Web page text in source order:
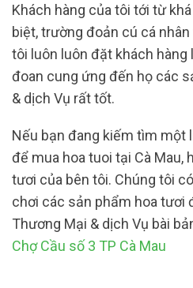
Khách hàng của tôi tới từ
biệt, trường đoản cú cá
tôi luôn luôn đặt khách hàng
đoan cung ứng đến họ các
& dịch Vụ rất tốt.
Nếu bạn đang kiếm tìm một
để mua hoa tuoi tại Cà Mau,
tươi của bên tôi. Chúng tôi
chơi các sản phẩm hoa tươi
Thương Mại & dịch Vụ bài
Chợ Cầu số 3 TP Cà Mau